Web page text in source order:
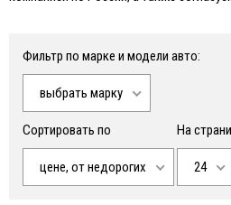
Фильтр по марке и модели авто:
выбрать марку
Сортировать по
цене, от недорогих
На
24